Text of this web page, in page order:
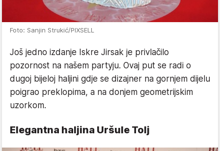
Foto: Sanjin Strukić/PIXSELL
Još jedno izdanje Iskre Jirsak je privlačilo
pozornost na našem partyju. Ovaj put se radi o
dugoj bijeloj haljini gdje se dizajner na gornjem dijelu
poigrao preklopima, a na donjem geometrijskim
uzorkom.
Elegantna haljina Uršule Tolj